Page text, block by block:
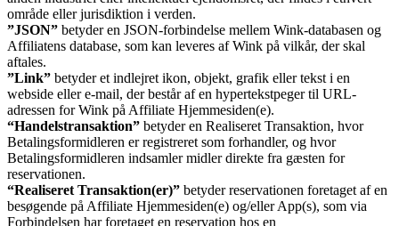
område eller jurisdiktion i verden.
”JSON” betyder en JSON-forbindelse mellem Wink-databasen og
Affiliatens database, som kan leveres af Wink på vilkår, der skal
aftales.
”Link” betyder et indlejret ikon, objekt, grafik eller tekst i en
webside eller e-mail, der består af en hypertekstpeger til URL-
adressen for Wink på Affiliate Hjemmesiden(e).
“Handelstransaktion” betyder en Realiseret Transaktion, hvor
Betalingsformidleren er registreret som forhandler, og hvor
Betalingsformidleren indsamler midler direkte fra gæsten for
reservationen.
“Realiseret Transaktion(er)” betyder reservationen foretaget af en
besøgende på Affiliate Hjemmesiden(e) og/eller App(s), som via
Forbindelsen har foretaget en reservation hos en